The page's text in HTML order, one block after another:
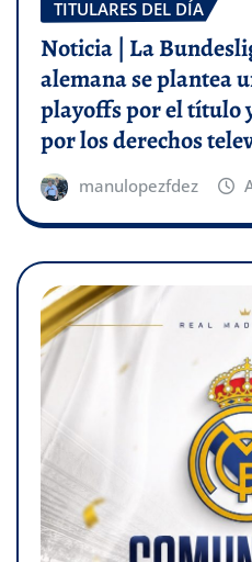
TITULARES DEL DÍA
Noticia | La
alemana se plantea
playoffs por el título
por los derechos
manulopezfdez